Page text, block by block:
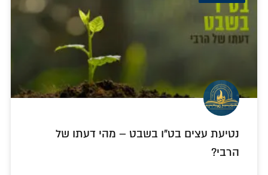
נטיעת עצים בט"ו בשבט – מהי דעתו של
הרבי?